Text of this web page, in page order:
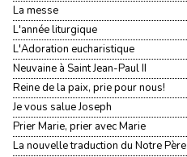
La messe
L'année liturgique
L'Adoration eucharistique
Neuvaine à Saint Jean-Paul II
Reine de la paix, prie pour nous!
Je vous salue Joseph
Prier Marie, prier avec Marie
La nouvelle traduction du Notre Père